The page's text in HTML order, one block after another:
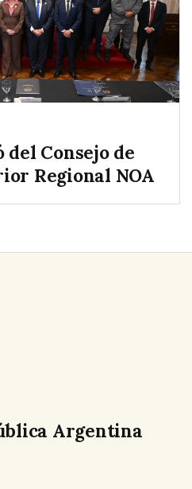
del Consejo de
Regional NOA
Argentina